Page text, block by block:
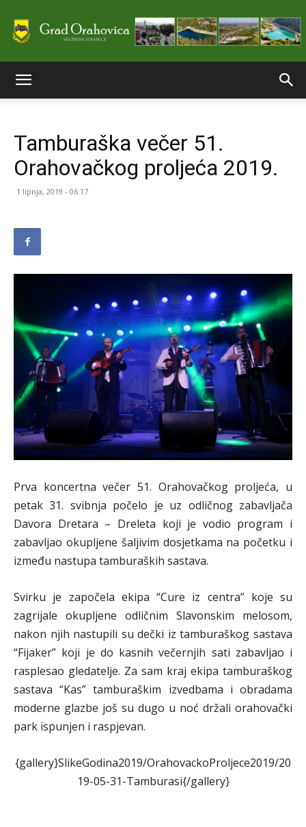
stranice
Tamburaška večer 51.
Orahovačkog proljeća 2019.
1 lipnja, 2019 - 06:17
Prva koncertna večer 51. Orahovačkog proljeća, u
petak 31. svibnja počelo je uz odličnog zabavljača
Davora Dretara – Dreleta koji je vodio program i
zabavljao okupljene šaljivim dosjetkama na početku i
između nastupa tamburaških sastava.
Svirku je započela ekipa “Cure iz centra” koje su
zagrijale okupljene odličnim Slavonskim melosom,
nakon njih nastupili su dečki iz tamburaškog sastava
“Fijaker” koji je do kasnih večernjih sati zabavljao i
rasplesao gledatelje. Za sam kraj ekipa tamburaškog
sastava “Kas” tamburaškim izvedbama i obradama
moderne glazbe još su dugo u noć držali orahovački
park ispunjen i raspjevan.
{gallery}SlikeGodina2019/OrahovackoProljece2019/20
19-05-31-Tamburasi{/gallery}